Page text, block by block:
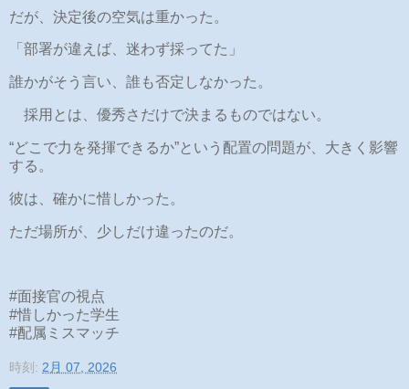
だが、決定後の空気は重かった。
「部署が違えば、迷わず採ってた」
誰かがそう言い、誰も否定しなかった。
採用とは、優秀さだけで決まるものではない。
“どこで力を発揮できるか”という配置の問題が、大きく影響
する。
彼は、確かに惜しかった。
ただ場所が、少しだけ違ったのだ。
#面接官の視点
#惜しかった学生
#配属ミスマッチ
時刻: 2月 07, 2026